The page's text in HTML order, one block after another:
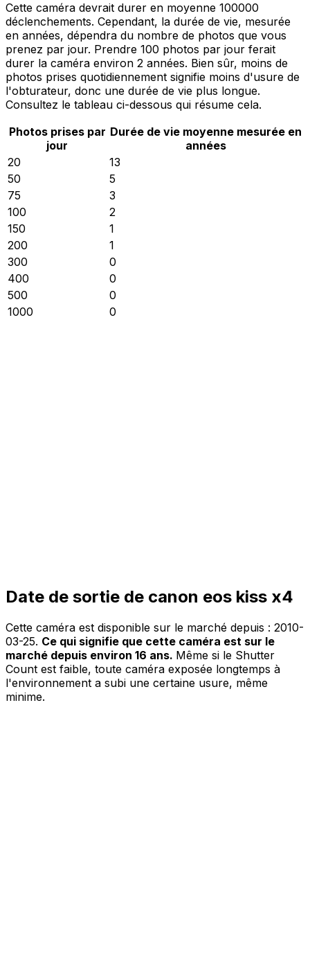
Cette caméra devrait durer en moyenne 100000
déclenchements. Cependant, la durée de vie, mesurée
en années, dépendra du nombre de photos que vous
prenez par jour. Prendre 100 photos par jour ferait
durer la caméra environ 2 années. Bien sûr, moins de
photos prises quotidiennement signifie moins d'usure de
l'obturateur, donc une durée de vie plus longue.
Consultez le tableau ci-dessous qui résume cela.
Photos prises par
jour
Durée de vie moyenne mesurée en
années
20
13
50
5
75
3
100
2
150
1
200
1
300
0
400
0
500
0
1000
0
Date de sortie de canon eos kiss x4
Cette caméra est disponible sur le marché depuis : 2010-
03-25. Ce qui signifie que cette caméra est sur le
marché depuis environ 16 ans. Même si le Shutter
Count est faible, toute caméra exposée longtemps à
l'environnement a subi une certaine usure, même
minime.